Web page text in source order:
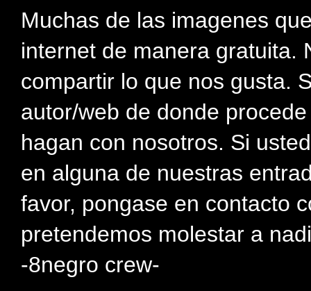
Muchas de las imagenes
internet de manera gratuita.
compartir lo que nos gusta.
autor/web de donde
hagan con nosotros. Si
en alguna de nuestras
favor, pongase en contacto
pretendemos molestar a
-8negro crew-